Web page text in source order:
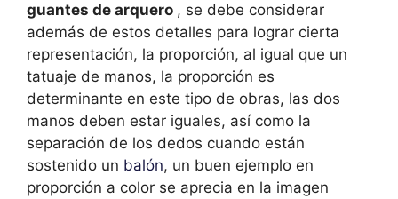
guantes de arquero , se debe considerar
además de estos detalles para lograr cierta
representación, la proporción, al igual que un
tatuaje de manos, la proporción es
determinante en este tipo de obras, las dos
manos deben estar iguales, así como la
separación de los dedos cuando están
sostenido un balón, un buen ejemplo en
proporción a color se aprecia en la imagen